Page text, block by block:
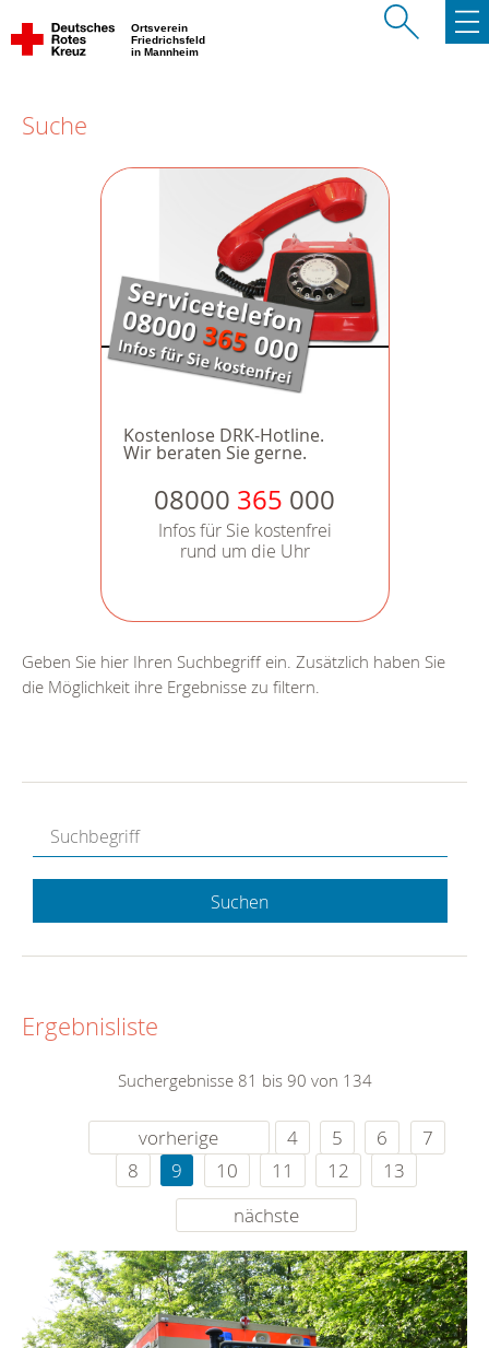
Ortsverein
Friedrichsfeld
in Mannheim
Suche
Kostenlose DRK-Hotline.
Wir beraten Sie gerne.
08000 365 000
Infos für Sie kostenfrei
rund um die Uhr
Geben Sie hier Ihren Suchbegriff ein. Zusätzlich haben Sie
die Möglichkeit ihre Ergebnisse zu filtern.
Suchen
Ergebnisliste
Suchergebnisse 81 bis 90 von 134
vorherige 4 5 6
7
8
9 10 11 12
13
nächste